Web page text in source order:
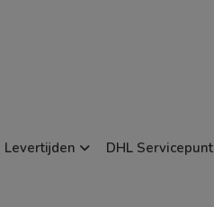
Levertijden DHL Servicepunt